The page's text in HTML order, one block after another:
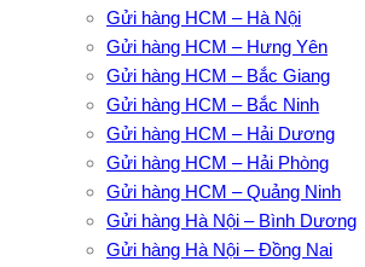
Gửi hàng HCM – Hà Nội
Gửi hàng HCM – Hưng Yên
Gửi hàng HCM – Bắc Giang
Gửi hàng HCM – Bắc Ninh
Gửi hàng HCM – Hải Dương
Gửi hàng HCM – Hải Phòng
Gửi hàng HCM – Quảng Ninh
Gửi hàng Hà Nội – Bình Dương
Gửi hàng Hà Nội – Đồng Nai